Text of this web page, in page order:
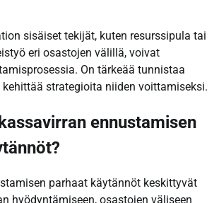
sisäiset tekijät, kuten resurssipula tai
eri osastojen välillä, voivat
On tärkeää tunnistaa
strategioita niiden voittamiseksi.
ennustamisen
parhaat käytännöt keskittyvät
hyödyntämiseen, osastojen väliseen